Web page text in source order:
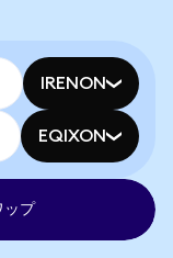
IRENON
EQIXON
ップ